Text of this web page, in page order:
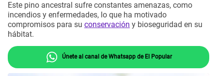
Este pino ancestral sufre constantes amenazas, como
incendios y enfermedades, lo que ha motivado
compromisos para su conservación y bioseguridad en su
hábitat.
Únete al canal de Whatsapp de El Popular